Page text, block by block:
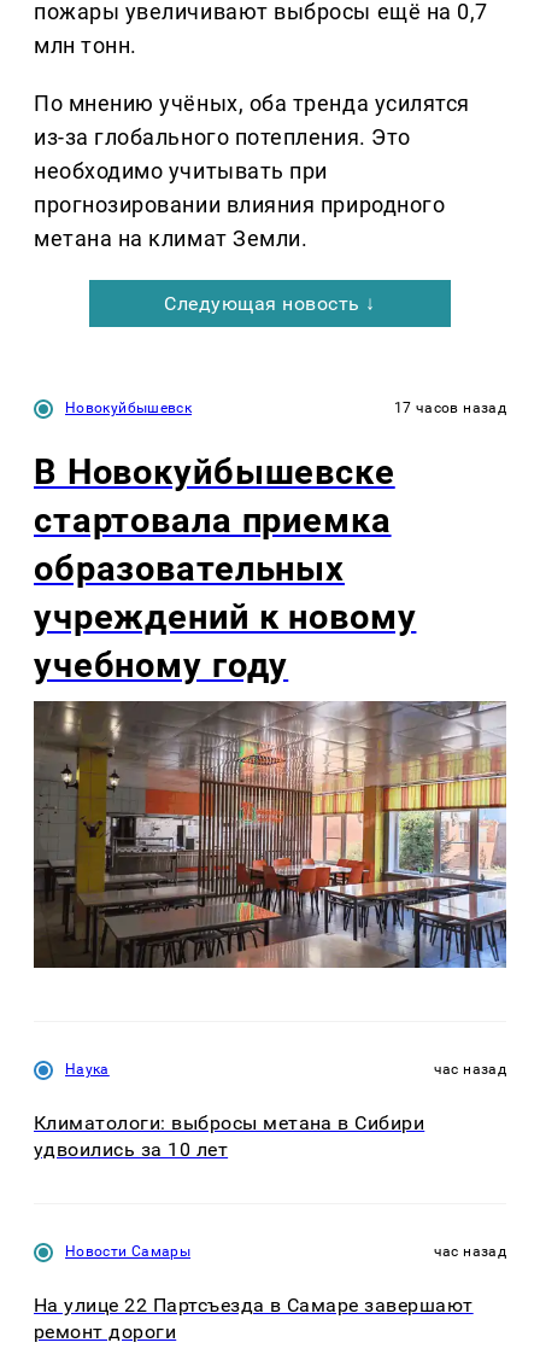
пожары увеличивают выбросы ещё на 0,7
млн тонн.
По мнению учёных, оба тренда усилятся
из-за глобального потепления. Это
необходимо учитывать при
прогнозировании влияния природного
метана на климат Земли.
Следующая новость ↓
Новокуйбышевск 17 часов назад
В Новокуйбышевске
стартовала приемка
образовательных
учреждений к новому
учебному году
Наука час назад
Климатологи: выбросы метана в Сибири
удвоились за 10 лет
Новости Самары час назад
На улице 22 Партсъезда в Самаре завершают
ремонт дороги